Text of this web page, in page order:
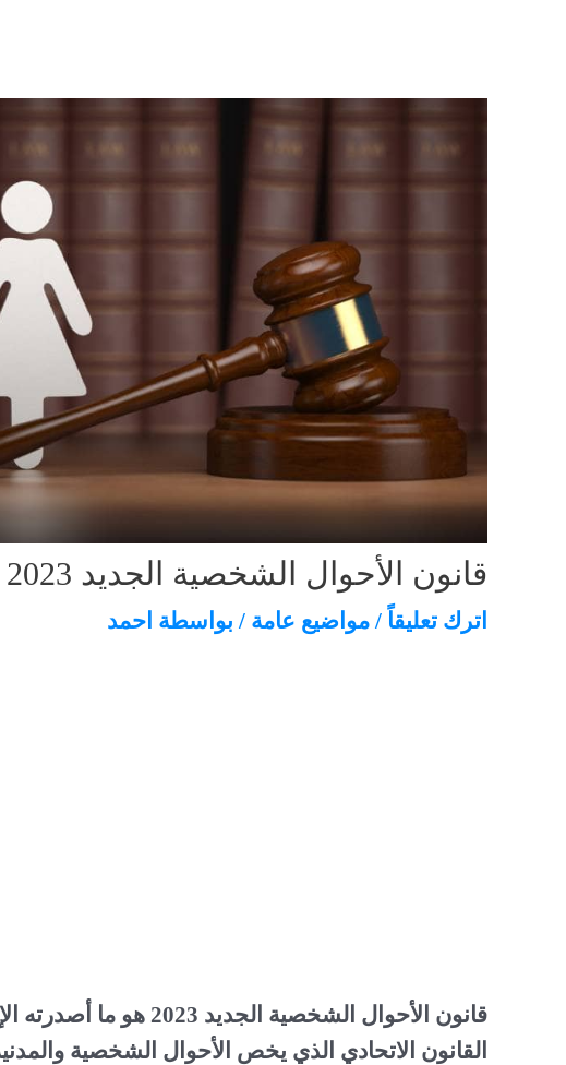
قانون الأحوال الشخصية الجديد 2023 الاماراتي pdf
اترك تعليقاً / مواضيع عامة / بواسطة احمد
قانون الأحوال الشخصية
القانون الاتحادي الذي يخص الأحوال الشخصية